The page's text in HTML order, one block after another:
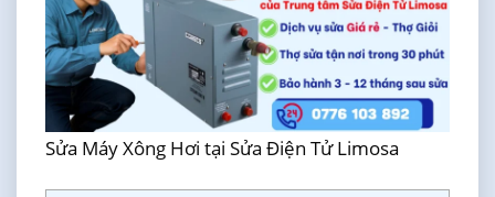
Sửa Máy Xông Hơi tại Sửa Điện Tử Limosa